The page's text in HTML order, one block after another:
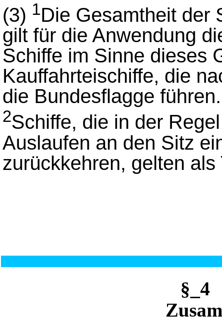
(3) 1Die Gesamtheit der
gilt für die Anwendung
Schiffe im Sinne dieses
Kauffahrteischiffe, die
die Bundesflagge führen.
2Schiffe, die in der
Auslaufen an den Sitz
zurückkehren, gelten
§_4